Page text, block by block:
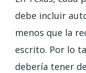
debe incluir
menos que la
escrito. Por lo
debería tener